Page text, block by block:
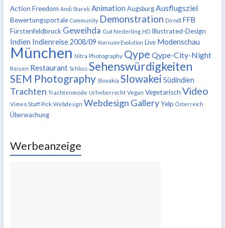
Action Freedom Andi Starek Animation Augsburg Ausflugsziel
Bewertungsportale Community Demonstration Dirndl FFB
Fürstenfeldbruck Geweihda Gut Nederling HD Illustrated-Design
Indien Indienreise 2008/09 KonsumrEvolution Live Modenschau
München Nitra Photography Qype Qype-City-Night
Reisen Restaurant Schloss Sehenswürdigkeiten
SEM Photography Slovakia Slowakei Südindien
Trachten Trachtenmode Urheberrecht Vegan Vegetarisch Video
Vimeo Staff Pick Webdesign Webdesign Gallery Yelp Österreich
Überwachung
Werbeanzeige